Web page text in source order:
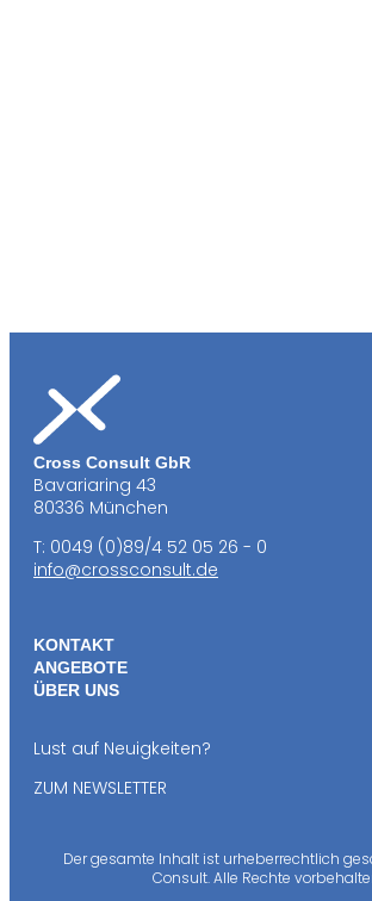
Cross Consult GbR
Bavariaring 43
80336 München
T: 0049 (0)89/4 52 05 26 - 0
info@crossconsult.de
KONTAKT
ANGEBOTE
ÜBER UNS
Lust auf Neuigkeiten?
ZUM NEWSLETTER
Der gesamte Inhalt ist urheberrechtlich
Consult. Alle Rechte